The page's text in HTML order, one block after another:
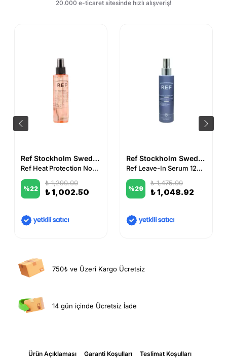
Ref Stockholm Sweden
Ref Heat Protection No°230 175 ml
%22
₺ 1,290.00
₺ 1,002.50
Ref Stockholm Sweden
Ref Leave-In Serum 125 ml
%29
₺ 1,475.00
₺ 1,048.92
750₺ ve Üzeri Kargo Ücretsiz
14 gün içinde Ücretsiz İade
Ürün Açıklaması Garanti Koşulları Teslimat Koşulları